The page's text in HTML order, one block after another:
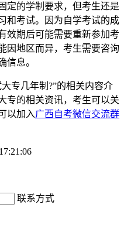
的学制要求，但考生还是
和考试。因为自学考试的成
效期后可能需要重新参加考
因地区而异，考生需要咨询
信息。
专几年制?”的相关内容介
专的相关资讯，考生可以关
以加入广西自考微信交流群
联系方式